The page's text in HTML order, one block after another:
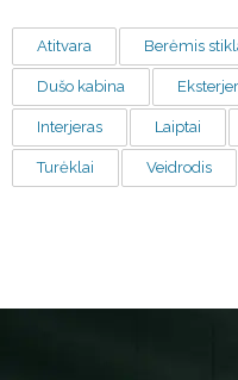
Atitvara Berėmis
Dušo kabina
Interjeras Laiptai
Turėklai Veidrodis